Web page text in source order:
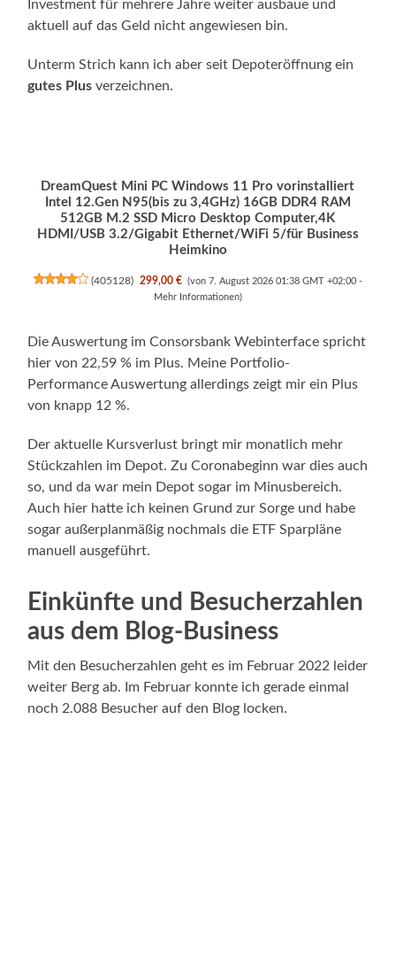
Investment für mehrere Jahre weiter ausbaue und
aktuell auf das Geld nicht angewiesen bin.
Unterm Strich kann ich aber seit Depoteröffnung ein
gutes Plus verzeichnen.
DreamQuest Mini PC Windows 11 Pro vorinstalliert
Intel 12.Gen N95(bis zu 3,4GHz) 16GB DDR4 RAM
512GB M.2 SSD Micro Desktop Computer,4K
HDMI/USB 3.2/Gigabit Ethernet/WiFi 5/für Business
Heimkino
(405128) 299,00 € (von 7. August 2026 01:38 GMT +02:00 -
Mehr Informationen)
Die Auswertung im Consorsbank Webinterface spricht
hier von 22,59 % im Plus. Meine Portfolio-
Performance Auswertung allerdings zeigt mir ein Plus
von knapp 12 %.
Der aktuelle Kursverlust bringt mir monatlich mehr
Stückzahlen im Depot. Zu Coronabeginn war dies auch
so, und da war mein Depot sogar im Minusbereich.
Auch hier hatte ich keinen Grund zur Sorge und habe
sogar außerplanmäßig nochmals die ETF Sparpläne
manuell ausgeführt.
Einkünfte und Besucherzahlen
aus dem Blog-Business
Mit den Besucherzahlen geht es im Februar 2022 leider
weiter Berg ab. Im Februar konnte ich gerade einmal
noch 2.088 Besucher auf den Blog locken.